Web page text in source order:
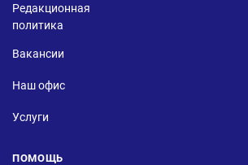
Редакционная
политика
Вакансии
Наш офис
Услуги
ПОМОЩЬ